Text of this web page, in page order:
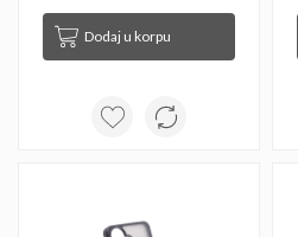
Dodaj u korpu